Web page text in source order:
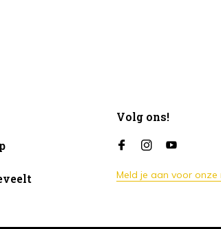
Volg ons!
Meld je aan voor onze